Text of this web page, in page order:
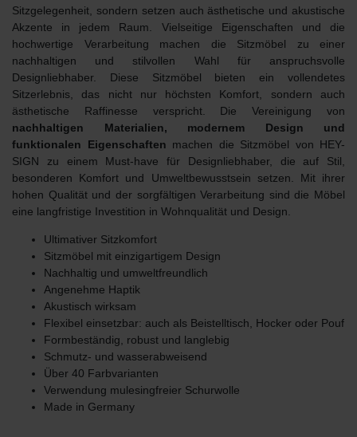
Sitzgelegenheit, sondern setzen auch ästhetische und akustische
Akzente in jedem Raum. Vielseitige Eigenschaften und die
hochwertige Verarbeitung machen die Sitzmöbel zu einer
nachhaltigen und stilvollen Wahl für anspruchsvolle
Designliebhaber. Diese Sitzmöbel bieten ein vollendetes
Sitzerlebnis, das nicht nur höchsten Komfort, sondern auch
ästhetische Raffinesse verspricht. Die Vereinigung von
nachhaltigen Materialien, modernem Design und
funktionalen Eigenschaften machen die Sitzmöbel von HEY-
SIGN zu einem Must-have für Designliebhaber, die auf Stil,
besonderen Komfort und Umweltbewusstsein setzen. Mit ihrer
hohen Qualität und der sorgfältigen Verarbeitung sind die Möbel
eine langfristige Investition in Wohnqualität und Design.
Ultimativer Sitzkomfort
Sitzmöbel mit einzigartigem Design
Nachhaltig und umweltfreundlich
Angenehme Haptik
Akustisch wirksam
Flexibel einsetzbar: auch als Beistelltisch, Hocker oder Pouf
Formbeständig, robust und langlebig
Schmutz- und wasserabweisend
Über 40 Farbvarianten
Verwendung mulesingfreier Schurwolle
Made in Germany